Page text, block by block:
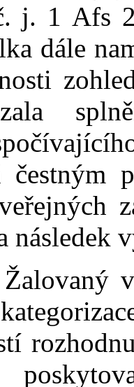
j. 1 Afs
dále
čestným
následek
Žalovaný